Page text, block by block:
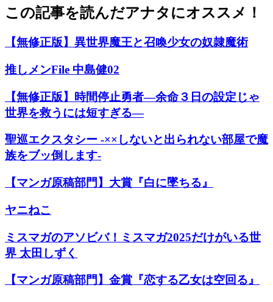
この記事を読んだアナタにオススメ！
【無修正版】異世界魔王と召喚少女の奴隷魔術
推しメンFile 中島健02
【無修正版】時間停止勇者―余命３日の設定じゃ
世界を救うには短すぎる―
聖巡エクスタシー -××しないと出られない部屋で魔
族をブッ倒します-
【マンガ原稿部門】大賞『白に墜ちる』
ヤニねこ
ミスマガのアソビバ！ミスマガ2025だけがいる世
界 太田しずく
【マンガ原稿部門】金賞『恋する乙女は空回る』